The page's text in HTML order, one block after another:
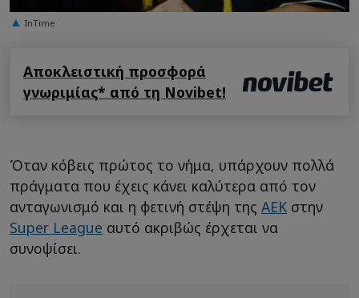
InTime
Αποκλειστική προσφορά
γνωριμίας* από τη Novibet!
Όταν κόβεις πρώτος το νήμα, υπάρχουν πολλά
πράγματα που έχεις κάνει καλύτερα από τον
ανταγωνισμό και η φετινή στέψη της ΑΕΚ στην
Super League αυτό ακριβώς έρχεται να
συνοψίσει.